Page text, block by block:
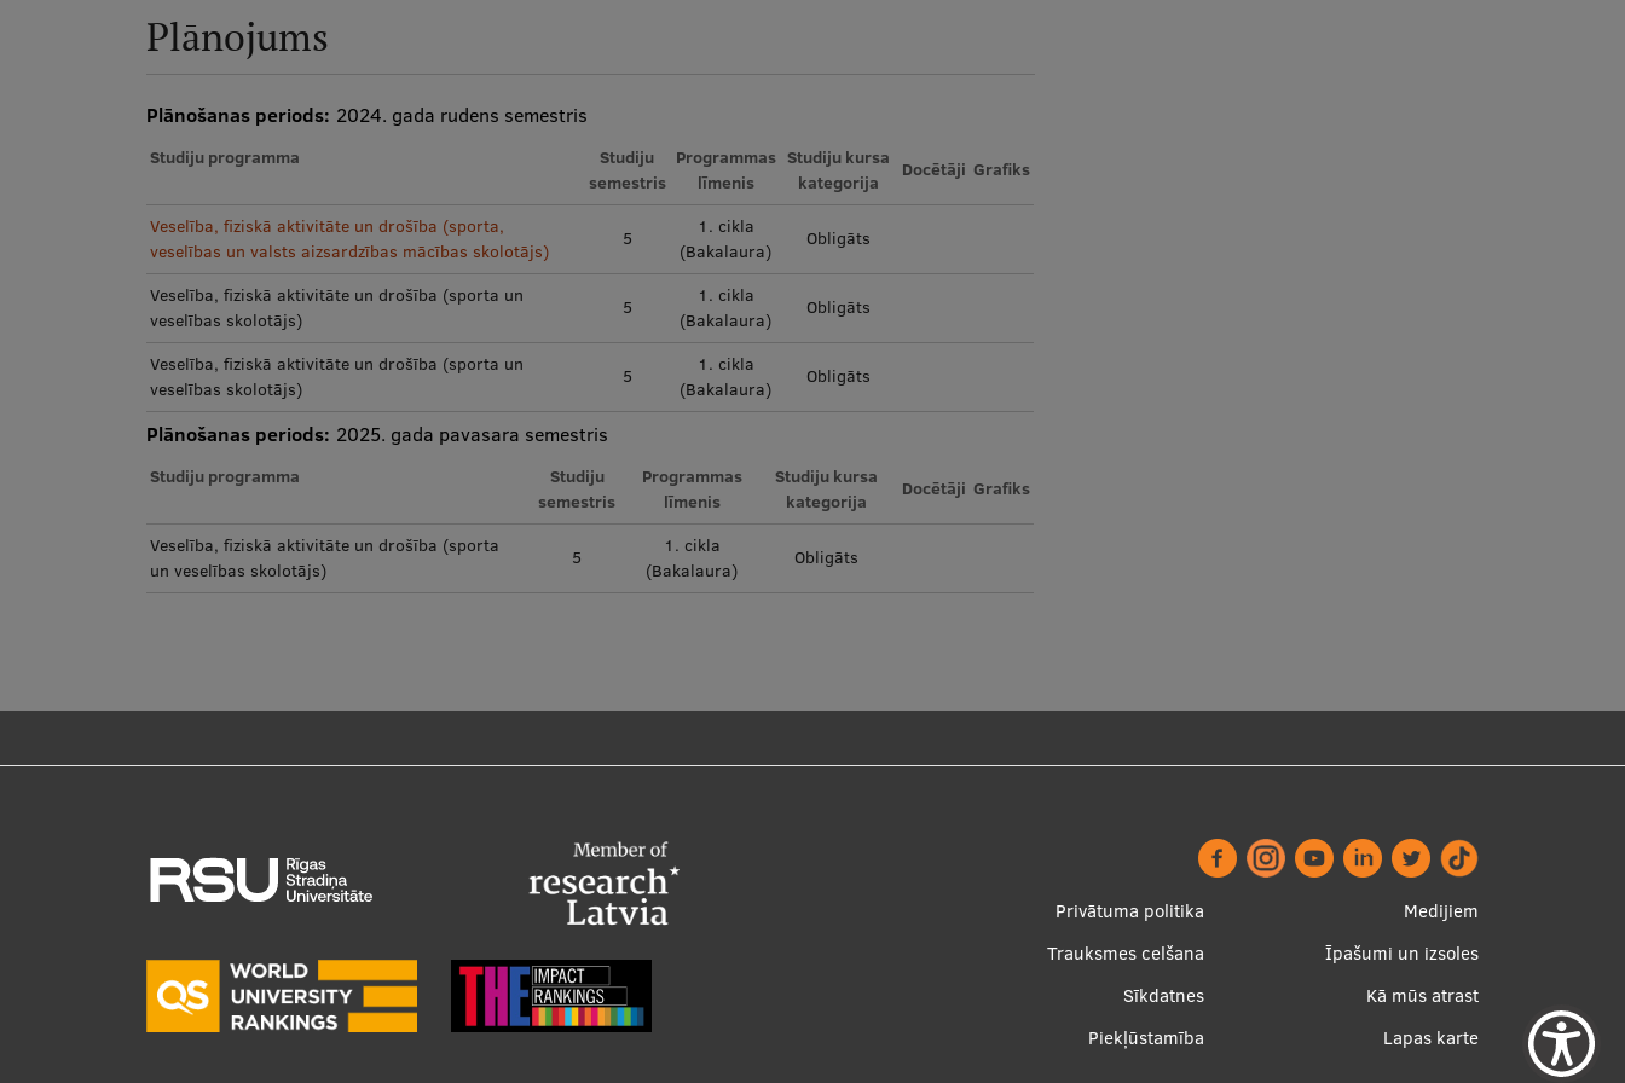
Plānojums
Plānošanas periods: 2024. gada rudens semestris
Studiju programma
Studiju
semestris
Programmas
līmenis
Studiju kursa
kategorija
Docētāji Grafiks
Veselība, fiziskā aktivitāte un drošība (sporta,
veselības un valsts aizsardzības mācības skolotājs)
5
1. cikla
(Bakalaura)
Obligāts
Veselība, fiziskā aktivitāte un drošība (sporta un
veselības skolotājs)
5
1. cikla
(Bakalaura)
Obligāts
Veselība, fiziskā aktivitāte un drošība (sporta un
veselības skolotājs)
5
1. cikla
(Bakalaura)
Obligāts
Plānošanas periods: 2025. gada pavasara semestris
Studiju programma
Studiju
semestris
Programmas
līmenis
Studiju kursa
kategorija
Docētāji Grafiks
Veselība, fiziskā aktivitāte un drošība (sporta
un veselības skolotājs)
5
1. cikla
(Bakalaura)
Obligāts
Footer
menu
Privātuma politika
Trauksmes celšana
Sīkdatnes
Piekļūstamība
Apakšējā
izvēlne2
Medijiem
Īpašumi un izsoles
Kā mūs atrast
Lapas karte